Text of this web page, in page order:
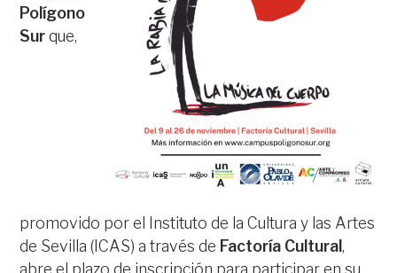
Polígono
Surque,
promovido por el Instituto de la Cultura y las Artes
de Sevilla (ICAS) a través de Factoría Cultural,
abre el plazo de inscripción para participar en su